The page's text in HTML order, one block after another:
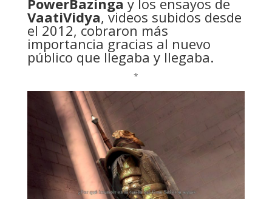
VaatiVidya, videos subidos desde
el 2012, cobraron más
importancia gracias al nuevo
público que llegaba y llegaba.
*